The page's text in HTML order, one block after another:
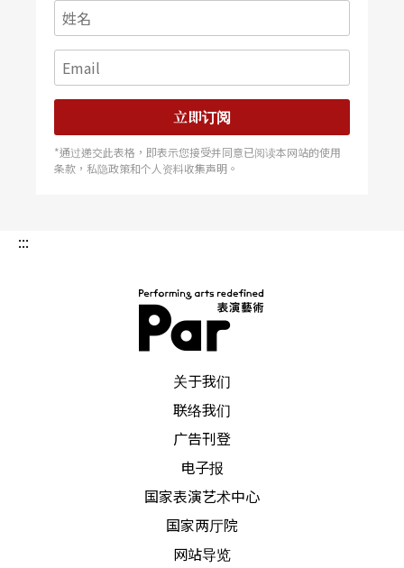
联合国教科文组织从1962年开始，选定3月27日这
一天，作为世界剧场日（World Theatre Day）。除
了庆祝活动之外，每年的例行活动，就是会选一位
对当代国际剧场界具有卓越贡献的人物，来担任代
言人。这位代言人会特别为世界剧场日发表一份声
明，向全世界关心剧场活动的人，谈论剧场在现今
名于世的巴西剧场工作者波瓦（Augusto Boal）。
世界剧场日的发言稿中，波瓦批判去年九月的经济
危机，如何改变人们的日常生活，而剧场是一种生
活方式，试图找出真相，改变真理。对他来说，社
会中所有的行为都是一种表演，他的剧场是让观众
与演员之间的分界消失，使得观赏者变成主动的行
动者。波瓦最后强调：「我们都是演员；成为一个
公民不是只代表活在这样的社会当中，而是要去改
立即订阅
*通过递交此表格，即表示您接受并同意已阅读本网站的使用
条款，私隐政策和个人资料收集声明。
:::
关于我们
联络我们
广告刊登
电子报
国家表演艺术中心
国家两厅院
网站导览